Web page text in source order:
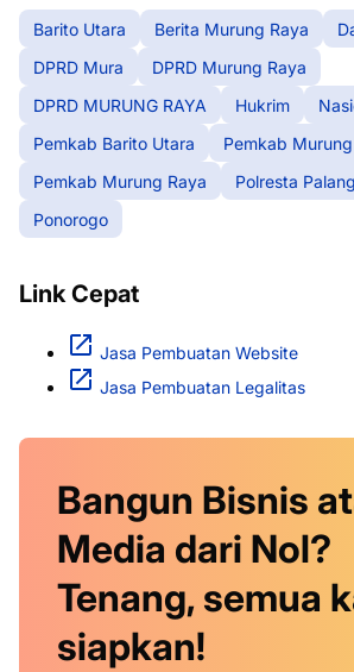
Barito Utara Berita Murung Raya
DPRD Mura
DPRD Murung Raya
DPRD MURUNG RAYA
Hukrim
Pemkab Barito Utara
Pemkab
Pemkab Murung Raya
Polresta
Ponorogo
Link Cepat
Jasa Pembuatan Website
Jasa Pembuatan Legalitas
Bangun Bisnis
Media dari Nol?
Tenang, semua
siapkan!